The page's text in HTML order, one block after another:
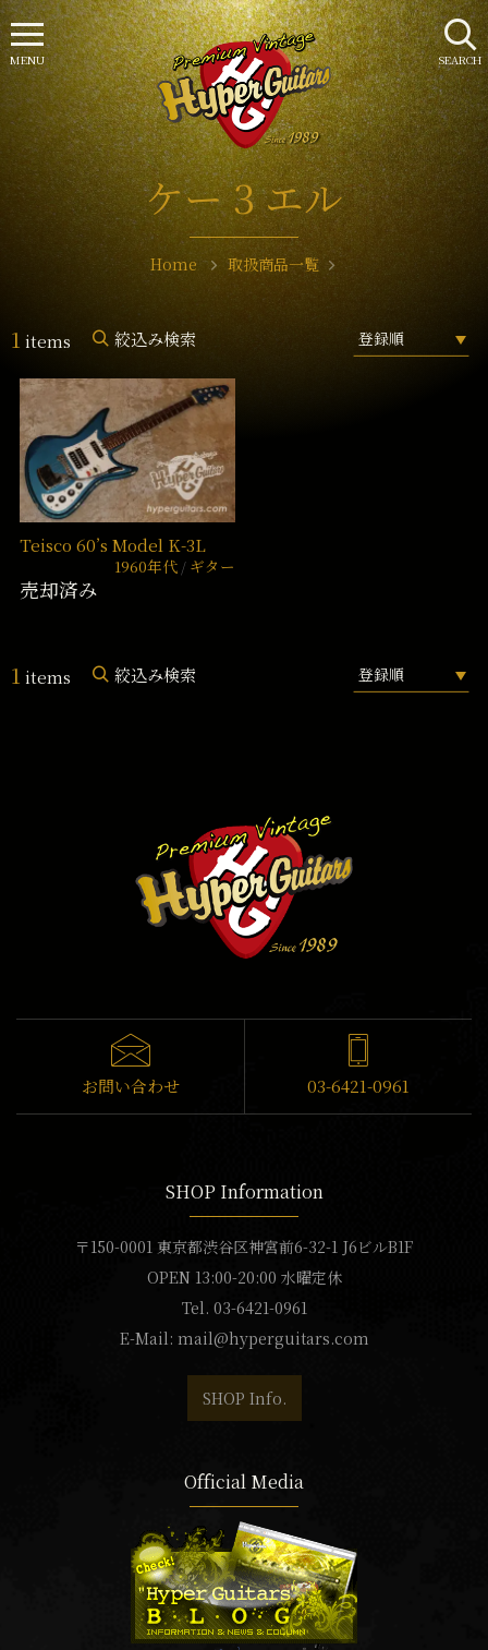
ケー 3 エル
Home 取扱商品一覧
1 items 絞込み検索
Teisco 60’s Model K-3L
1960年代 ギター
売却済み
1 items 絞込み検索
SEARCH
MENU
お問い合わせ 03-6421-0961
SHOP Information
〒150-0001 東京都渋谷区神宮前6-32-1 J6ビルB1F
OPEN 13:00-20:00 水曜定休
Tel. 03-6421-0961
E-Mail: mail@hyperguitars.com
SHOP Info.
Official Media